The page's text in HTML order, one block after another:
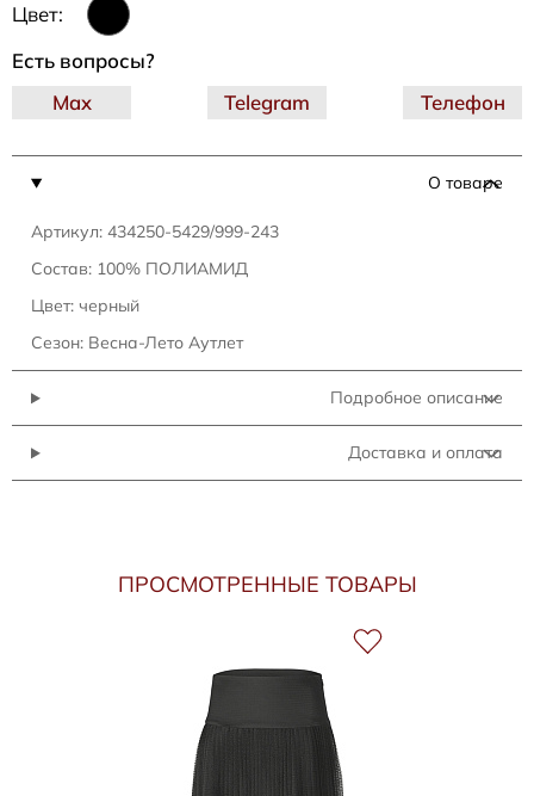
Цвет:
О товаре
Артикул: 434250-5429/999-243
Состав: 100% ПОЛИАМИД
Цвет: черный
Сезон: Весна-Лето Аутлет
Подробное описание
Доставка и оплата
Есть вопросы?
Telegram
Max Телефон
ПРОСМОТРЕННЫЕ ТОВАРЫ